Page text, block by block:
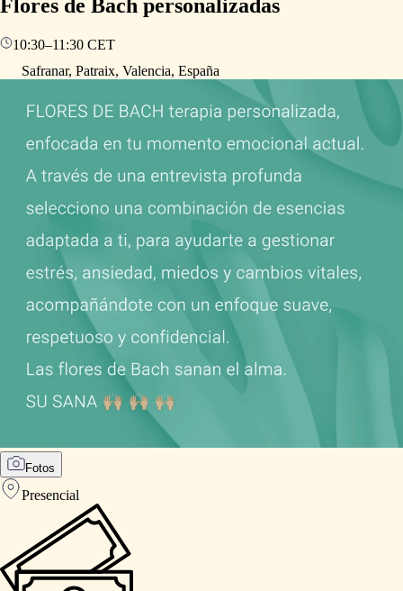
Flores de Bach personalizadas
10:30–11:30 CET
Safranar, Patraix, Valencia, España
Fotos
Presencial